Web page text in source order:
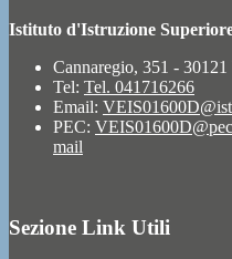
Istituto d'Istruzione
Cannaregio, 351 - 30121
Tel: Tel. 041716266
Email:
PEC:
mail
Sezione Link Utili